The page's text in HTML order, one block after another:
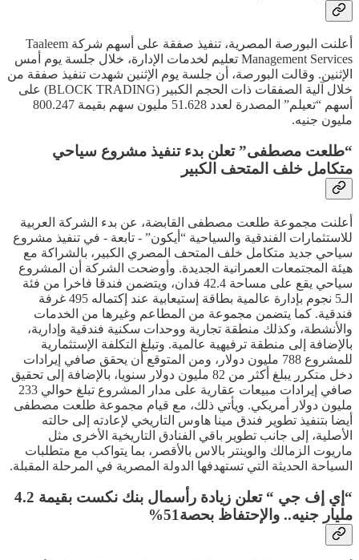
أعلنت البورصة المصرية، تنفيذ صفقة على أسهم شركة Taaleem
Management Services تعليم لخدمات الإدارة، خلال جلسة يوم أمس
الإثنين. وقالت البورصة، أن جلسة يوم الإثنين شهدت تنفيذ صفقة من
خلال آلية الصفقات ذات الحجم الكبير (BLOCK TRADING) على
أسهم “تعيلم” المصدرة لعدد 51.628 مليون سهم بقيمة 800.247
مليون جنيه.
“طلعت مصطفى” تعلن بدء تنفيذ مشروع سياحي
متكامل خلف المتحف الكبير
أعلنت مجموعة طلعت مصطفى القابضة، عن بدء الشركة العربية
للاستثمارات الفندقية والسياحية “أيكون” - تابعة - في تنفيذ مشروع
سياحي جديد متكامل خلف المتحف المصري الكبير، بالشراكة مع
هيئة المجتمعات العمرانية الجديدة. وأوضحت الشركة أن المشروع
سياحي يقع على مساحة 42.4 فدان، ويتضمن فندقا فاخرا من فئة
الـ5 نجوم بإدارة عالمية بطاقة إستيعابية عند إكتماله 495 غرفة
فندقية. كما يتضمن مجموعة من المطاعم وغيرها من الخدمات
والأنشطة، وكذلك منطقة تجارية ووحدات سكنية فندقية وإدارية،
بالإضافة إلى منطقة ترفيهية عالمية. وتبلغ التكلفة الإستثمارية
للمشروع 788 مليون دولار، ومن المتوقع أن يحقق صافي إيرادات
دخل متكرر يبلغ أكثر من 82 مليون دولار سنويا، بالإضافة إلى تحقيق
صافي إيرادات مبيعات عقارية على مدار المشروع تبلغ حوالي 233
مليون دولار أمريكي. ويأتي ذلك، مع قيام مجموعة طلعت مصطفى
أيضا بتنفيذ تطوير فندق مينا هاوس التاريخي لإعادته إلى حالته
الأصلية، إلى جانب تطوير باقي الفنادق التاريخية الأخرى مثل
ماريوت الزمالك والوينتر بالاس بالأقصر، بما يتواكب مع متطلبات
السياحة الحديثة التي تستهدفها الدولة المصرية في المرحلة المقبلة.
“إي إف جي “ تعلن زيادة رأسمال بنك نكست بقيمة 4.2
مليار جنيه.. والإحتفاظ بحصة51%